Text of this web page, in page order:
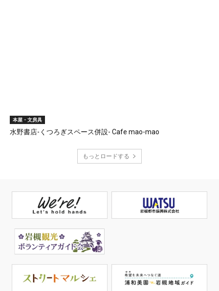
本屋・文房具
水野書店-くつろぎスペース併設- Cafe mao-mao
もっとロードする